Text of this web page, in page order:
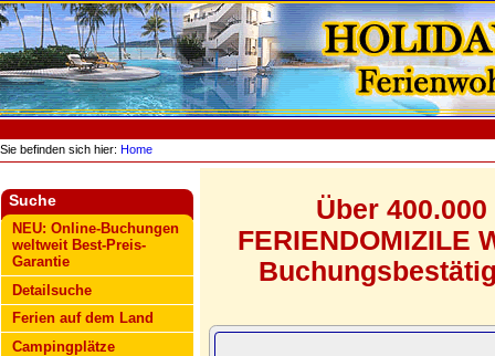
Sie befinden sich hier: Home
Suche
NEU: Online-Buchungen
weltweit Best-Preis-
Garantie
Detailsuche
Ferien auf dem Land
Campingplätze
Über
FERIENDOMIZILE